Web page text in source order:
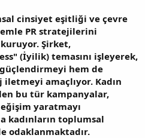
cinsiyet eşitliği ve çevre
PR stratejilerini
Şirket,
(İyilik) temasını işleyerek,
güçlendirmeyi hem de
amaçlıyor. Kadın
bu tür kampanyalar,
yaratmayı
kadınların toplumsal
odaklanmaktadır.